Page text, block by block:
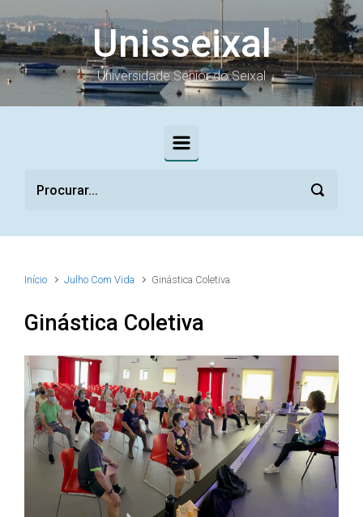
Skip to main content
Unisseixal
Universidade Sénior do Seixal
Início Julho Com Vida Ginástica Coletiva
Ginástica Coletiva